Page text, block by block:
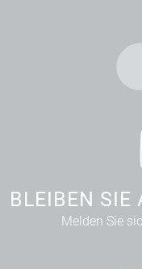
BLEIBEN SIE
Melden Sie